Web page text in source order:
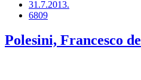
31.7.2013.
6809
Polesini, Francesco de